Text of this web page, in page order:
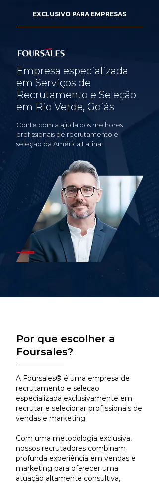
EXCLUSIVO PARA EMPRESAS
Empresa especializada
em Serviços de
Recrutamento e Seleção
em Rio Verde, Goiás
Conte com a ajuda dos melhores
profissionais de recrutamento e
seleção da América Latina.
Por que escolher a
Foursales?
A Foursales® é uma empresa de
recrutamento e selecao
especializada exclusivamente em
recrutar e selecionar profissionais de
vendas e marketing.
Com uma metodologia exclusiva,
nossos recrutadores combinam
profunda experiência em vendas e
marketing para oferecer uma
atuação altamente consultiva,